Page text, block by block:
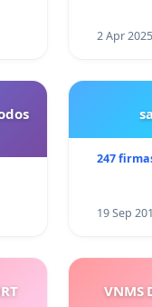
2 Apr 2025
247
19 Sep
VNMS